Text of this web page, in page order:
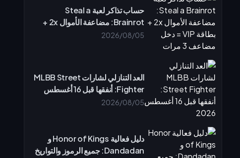
حساب تذاكر لعبة Steal a
Brainrot: مضاعفة الأموال 2x +
بطاقة VIP = دخل مضاعف 3 مرات
2026/08/05
العد التنازلي لشارات MLBB Street
Fighter: أنفقها قبل 16 أغسطس
2026
2026/08/05
دليل فعالية Honor of Kings و
Dandadan: جميع الرموز والتواريخ